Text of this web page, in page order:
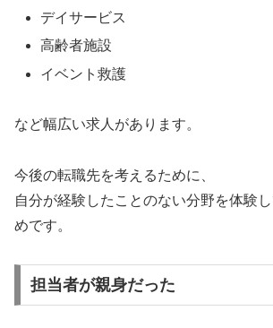
デイサービス
高齢者施設
イベント救護
など幅広い求人があります。
今後の転職先を考えるために、
自分が経験したことのない分野を体験
めです。
担当者が親身だった